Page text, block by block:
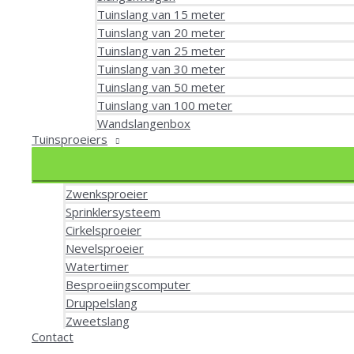
Tuinslang van 15 meter
Tuinslang van 20 meter
Tuinslang van 25 meter
Tuinslang van 30 meter
Tuinslang van 50 meter
Tuinslang van 100 meter
Wandslangenbox
Tuinsproeiers
Zwenksproeier
Sprinklersysteem
Cirkelsproeier
Nevelsproeier
Watertimer
Besproeiingscomputer
Druppelslang
Zweetslang
Contact